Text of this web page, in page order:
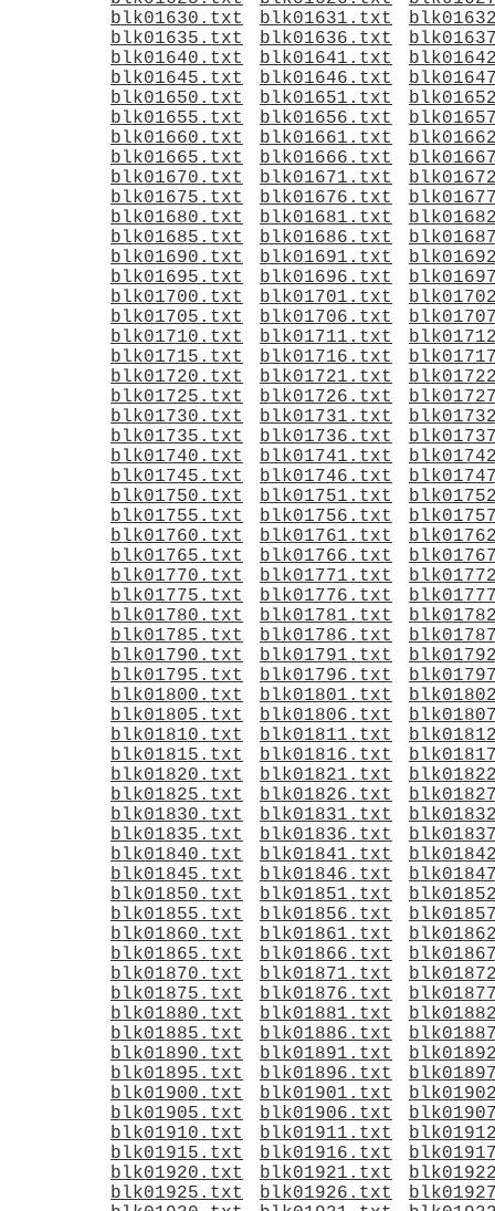
blk01630.txt
blk01631.txt
blk01635.txt
blk01636.txt
blk01640.txt
blk01641.txt
blk01645.txt
blk01646.txt
blk01650.txt
blk01651.txt
blk01655.txt
blk01656.txt
blk01660.txt
blk01661.txt
blk01665.txt
blk01666.txt
blk01670.txt
blk01671.txt
blk01675.txt
blk01676.txt
blk01680.txt
blk01681.txt
blk01685.txt
blk01686.txt
blk01690.txt
blk01691.txt
blk01695.txt
blk01696.txt
blk01700.txt
blk01701.txt
blk01705.txt
blk01706.txt
blk01710.txt
blk01711.txt
blk01715.txt
blk01716.txt
blk01720.txt
blk01721.txt
blk01725.txt
blk01726.txt
blk01730.txt
blk01731.txt
blk01735.txt
blk01736.txt
blk01740.txt
blk01741.txt
blk01745.txt
blk01746.txt
blk01750.txt
blk01751.txt
blk01755.txt
blk01756.txt
blk01760.txt
blk01761.txt
blk01765.txt
blk01766.txt
blk01770.txt
blk01771.txt
blk01775.txt
blk01776.txt
blk01780.txt
blk01781.txt
blk01785.txt
blk01786.txt
blk01790.txt
blk01791.txt
blk01795.txt
blk01796.txt
blk01800.txt
blk01801.txt
blk01805.txt
blk01806.txt
blk01810.txt
blk01811.txt
blk01815.txt
blk01816.txt
blk01820.txt
blk01821.txt
blk01825.txt
blk01826.txt
blk01830.txt
blk01831.txt
blk01835.txt
blk01836.txt
blk01840.txt
blk01841.txt
blk01845.txt
blk01846.txt
blk01850.txt
blk01851.txt
blk01855.txt
blk01856.txt
blk01860.txt
blk01861.txt
blk01865.txt
blk01866.txt
blk01870.txt
blk01871.txt
blk01875.txt
blk01876.txt
blk01880.txt
blk01881.txt
blk01885.txt
blk01886.txt
blk01890.txt
blk01891.txt
blk01895.txt
blk01896.txt
blk01900.txt
blk01901.txt
blk01905.txt
blk01906.txt
blk01910.txt
blk01911.txt
blk01915.txt
blk01916.txt
blk01920.txt
blk01921.txt
blk01925.txt
blk01926.txt